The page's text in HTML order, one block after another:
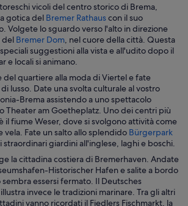
t
u
r
a
i
u
n
’
a
t
r
f
i
n
e
vicoli del centro storico di Brema,
gotica del Bremer RathausA
p
e
r
r
a
i
n
u
n
’
a
l
t
r
a
con il suo
Volgete lo sguardo verso l'alto in direzione
del Bremer DomA
p
e
t
u
r
a
i
n
u
n
’
a
l
t
, nel cuore della città. Questa
suggestioni alla vista e all'udito dopo il
e locali si animano.
del quartiere alla moda di Viertel e fate
lusso. Date una svolta culturale al vostro
Brema assistendo a uno spettacolo
Theater am Goetheplatz. Uno dei centri più
il fiume Weser, dove si svolgono attività come
Fate un salto allo splendido BürgerparkA
p
r
t
r
giardini all'inglese, laghi e boschi.
la cittadina costiera di Bremerhaven. Andate
Historischer Hafen e salite a bordo
essersi fermato. Il Deutsches
invece le tradizioni marinare. Tra gli altri
vanno ricordati il Fiedlers Fischmarkt, la